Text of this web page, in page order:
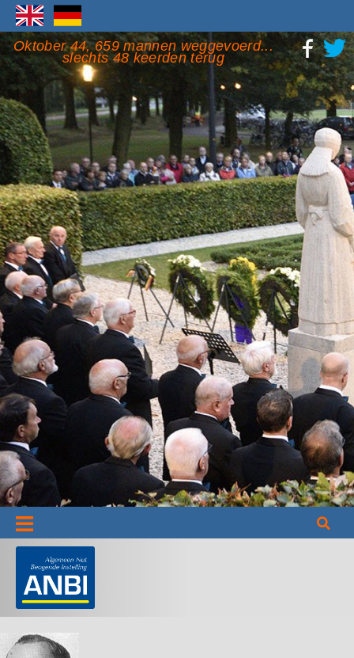
Oktober 44, 659 mannen weggevoerd...
slechts 48 keerden terug
Informatie